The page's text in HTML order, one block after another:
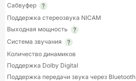
Сабвуфер
Поддержка стереозвука NICAM
Выходная мощность
Система звучания
Количество динамиков
Поддержка Dolby Digital
Поддержка передачи звука через Bluetooth